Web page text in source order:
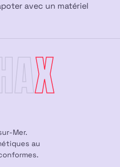
avec un matériel
X
Mer.
au